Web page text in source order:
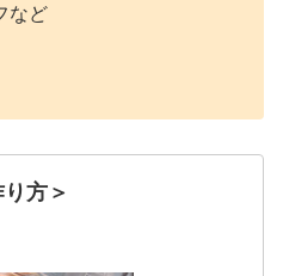
など
り方＞